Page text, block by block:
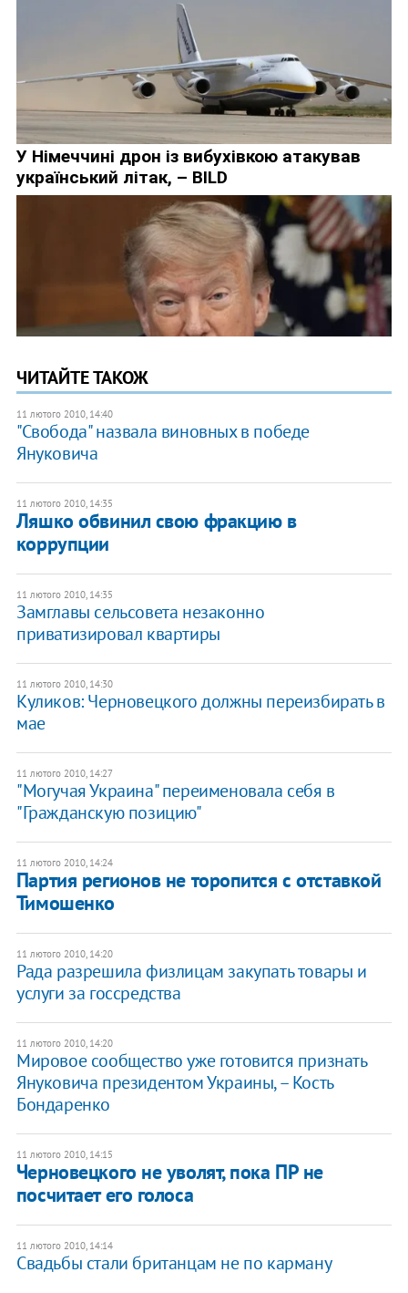
ЧИТАЙТЕ ТАКОЖ
11 лютого 2010, 14:40
"Свобода" назвала виновных в победе
Януковича
11 лютого 2010, 14:35
Ляшко обвинил свою фракцию в
коррупции
11 лютого 2010, 14:35
Замглавы сельсовета незаконно
приватизировал квартиры
11 лютого 2010, 14:30
Куликов: Черновецкого должны переизбирать в
мае
11 лютого 2010, 14:27
"Могучая Украина" переименовала себя в
"Гражданскую позицию"
11 лютого 2010, 14:24
Партия регионов не торопится с отставкой
Тимошенко
11 лютого 2010, 14:20
Рада разрешила физлицам закупать товары и
услуги за госсредства
11 лютого 2010, 14:20
Мировое сообщество уже готовится признать
Януковича президентом Украины, – Кость
Бондаренко
11 лютого 2010, 14:15
Черновецкого не уволят, пока ПР не
посчитает его голоса
11 лютого 2010, 14:14
Свадьбы стали британцам не по карману